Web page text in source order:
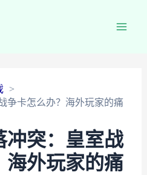
争卡怎么办？海外玩家的痛
冲突：皇室战
海外玩家的痛